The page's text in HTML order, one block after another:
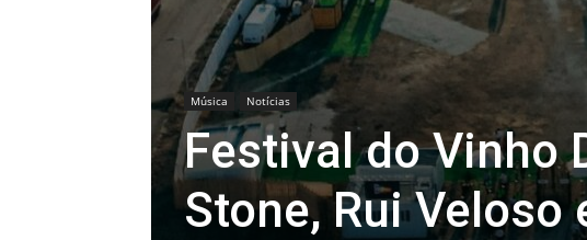
Música Notícias
Festival do Vinho
Stone, Rui